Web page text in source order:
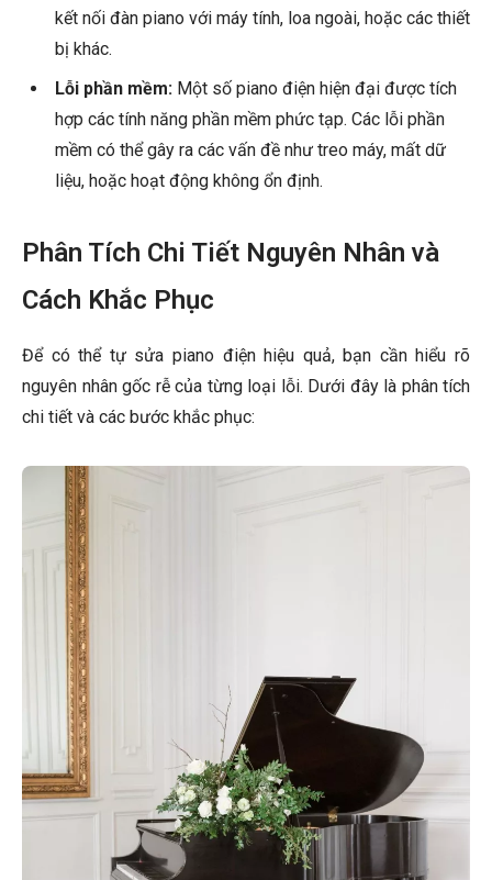
kết nối đàn piano với máy tính, loa ngoài, hoặc các thiết
bị khác.
Lỗi phần mềm: Một số piano điện hiện đại được tích
hợp các tính năng phần mềm phức tạp. Các lỗi phần
mềm có thể gây ra các vấn đề như treo máy, mất dữ
liệu, hoặc hoạt động không ổn định.
Phân Tích Chi Tiết Nguyên Nhân và
Cách Khắc Phục
Để có thể tự sửa piano điệnhiệu quả, bạn cần hiểu rõ
nguyên nhân gốc rễ của từng loại lỗi. Dưới đây là phân tích
chi tiết và các bước khắc phục: